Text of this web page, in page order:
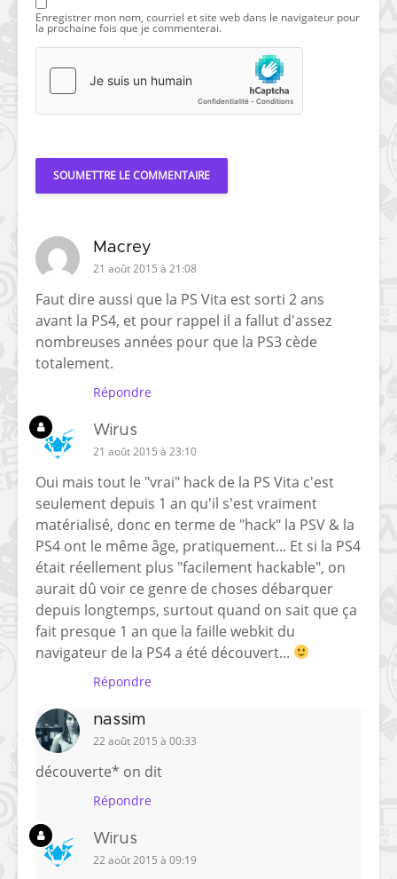
Enregistrer mon nom, courriel et site web dans le navigateur pour
la prochaine fois que je commenterai.
Macrey
21 août 2015 à 21:08
Faut dire aussi que la PS Vita est sorti 2 ans
avant la PS4, et pour rappel il a fallut d'assez
nombreuses années pour que la PS3 cède
totalement.
Répondre
Wirus
21 août 2015 à 23:10
Oui mais tout le "vrai" hack de la PS Vita c'est
seulement depuis 1 an qu'il s'est vraiment
matérialisé, donc en terme de "hack" la PSV & la
PS4 ont le même âge, pratiquement... Et si la PS4
était réellement plus "facilement hackable", on
aurait dû voir ce genre de choses débarquer
depuis longtemps, surtout quand on sait que ça
fait presque 1 an que la faille webkit du
navigateur de la PS4 a été découvert...
Répondre
nassim
22 août 2015 à 00:33
découverte* on dit
Répondre
Wirus
22 août 2015 à 09:19